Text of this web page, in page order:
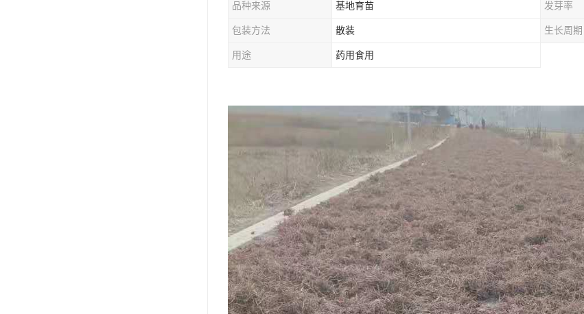
品种来源 基地育苗 发芽率
包装方法 散装 生长周期
用途 药用食用